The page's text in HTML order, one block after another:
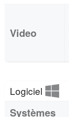
Video
Logiciel
Systèmes